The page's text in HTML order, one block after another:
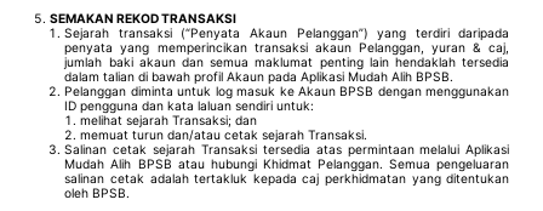
SEMAKAN REKOD TRANSAKSI
Sejarah transaksi (“Penyata Akaun Pelanggan”) yang terdiri daripada
penyata yang memperincikan transaksi akaun Pelanggan, yuran & caj,
jumlah baki akaun dan semua maklumat penting lain hendaklah tersedia
dalam talian di bawah profil Akaun pada Aplikasi Mudah Alih BPSB.
Pelanggan diminta untuk log masuk ke Akaun BPSB dengan menggunakan
ID pengguna dan kata laluan sendiri untuk:
melihat sejarah Transaksi; dan
memuat turun dan/atau cetak sejarah Transaksi.
Salinan cetak sejarah Transaksi tersedia atas permintaan melalui Aplikasi
Mudah Alih BPSB atau hubungi Khidmat Pelanggan. Semua pengeluaran
salinan cetak adalah tertakluk kepada caj perkhidmatan yang ditentukan
oleh BPSB.